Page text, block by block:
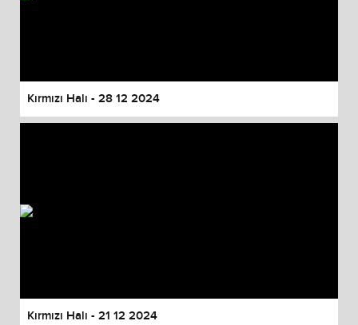
Kırmızı Halı - 28 12 2024
Kırmızı Halı - 21 12 2024